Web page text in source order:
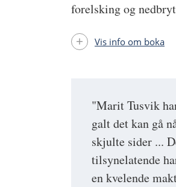
"Marit Tusvik
galt det kan gå
skjulte sider ...
tilsynelatende
en kvelende
forelsking og
Vis info om boka